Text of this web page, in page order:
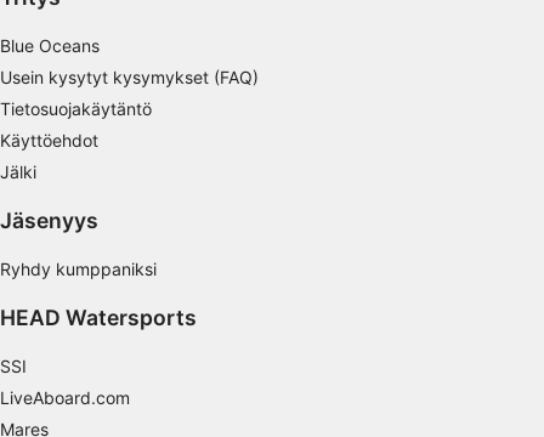
Blue Oceans
Usein kysytyt kysymykset (FAQ)
Tietosuojakäytäntö
Käyttöehdot
Jälki
Jäsenyys
Ryhdy kumppaniksi
HEAD Watersports
SSI
LiveAboard.com
Mares
Tarkkojen sijaintitietojen käyttäminen
Tunnista laitteet aktiivisesti pyydettyjen
Muut kuin IAB:n käsittelytarkoitukset: